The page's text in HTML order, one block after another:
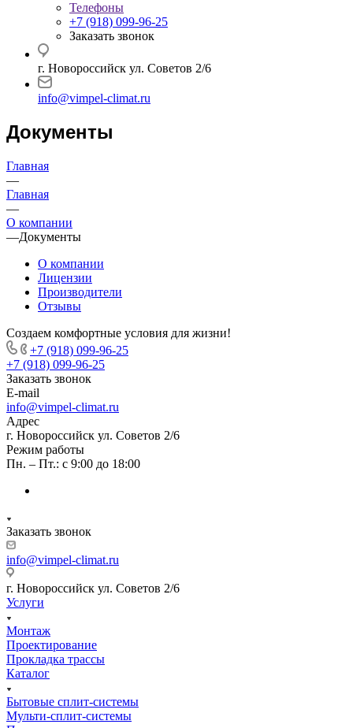
Телефоны
+7 (918) 099-96-25
Заказать звонок
г. Новороссийск ул. Советов 2/6
info@vimpel-climat.ru
Документы
Главная
—
Главная
—
О компании
—Документы
О компании
Лицензии
Производители
Отзывы
Создаем комфортные условия для жизни!
+7 (918) 099-96-25
+7 (918) 099-96-25
Заказать звонок
E-mail
info@vimpel-climat.ru
Адрес
г. Новороссийск ул. Советов 2/6
Режим работы
Пн. – Пт.: с 9:00 до 18:00
Заказать звонок
info@vimpel-climat.ru
г. Новороссийск ул. Советов 2/6
Услуги
Монтаж
Проектирование
Прокладка трассы
Каталог
Бытовые сплит-системы
Мульти-сплит-системы